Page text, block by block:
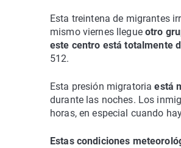
Esta treintena de migrantes
mismo viernes llegue otro
este centro está totalmente
512.
Esta presión migratoriaestá
durante las noches. Los
horas, en especial cuando
Estas condiciones